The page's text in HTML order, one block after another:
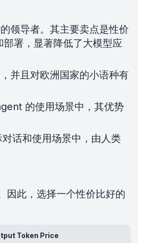
领导者。其主要卖点是性价
署，显著降低了大模型应
并且对欧洲国家的小语种有
的使用场景中，其优势
话和使用场景中，由人类
因此，选择一个性价比好的
Token Price